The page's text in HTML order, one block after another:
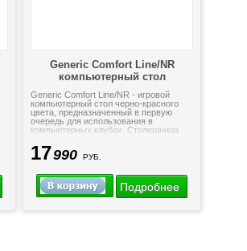
Generic Comfort Line/NR
компьютерный стол
Generic Comfort Line/NR - игровой
компьютерный стол черно-красного
цвета, предназначенный в первую
очередь для использования в
компьютерных клубах. Столешница
17990 РУБ.
Подробнее